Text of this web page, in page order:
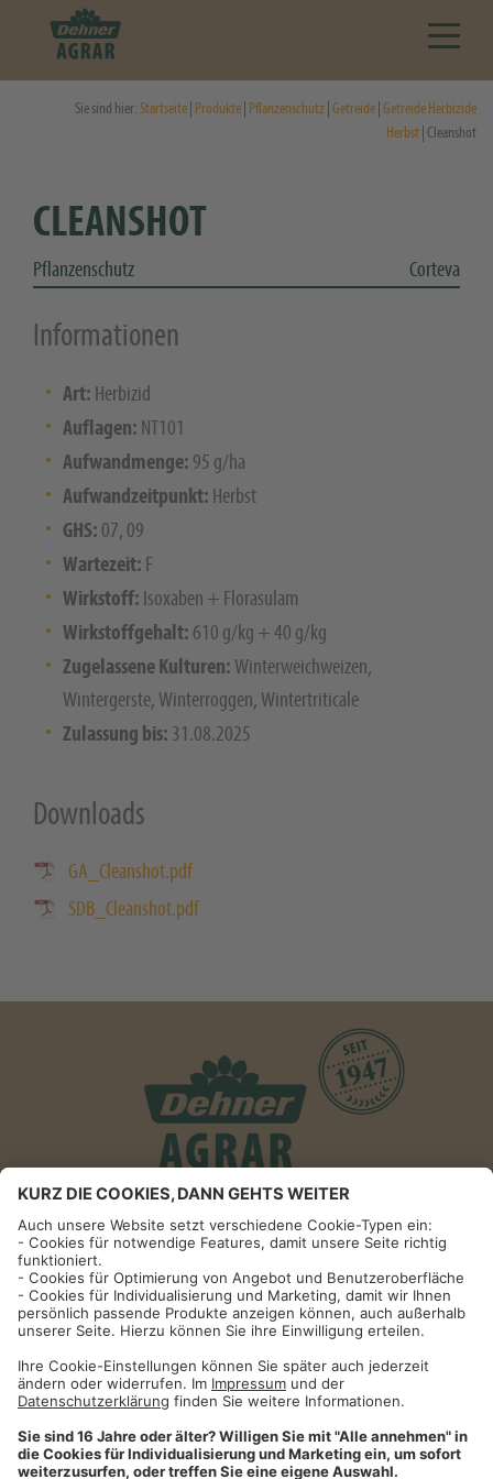
Sie sind hier:Startseite Produkte Pflanzenschutz Getreide Getreide Herbizide
Herbst | Cleanshot
CLEANSHOT
Pflanzenschutz Corteva
Informationen
Art: Herbizid
Auflagen: NT101
Aufwandmenge: 95 g/ha
Aufwandzeitpunkt: Herbst
GHS: 07, 09
Wartezeit: F
Wirkstoff: Isoxaben + Florasulam
Wirkstoffgehalt: 610 g/kg + 40 g/kg
Zugelassene Kulturen: Winterweichweizen,
Wintergerste, Winterroggen, Wintertriticale
Zulassung bis: 31.08.2025
Downloads
GA_Cleanshot.pdf
SDB_Cleanshot.pdf
Informationen
Impressum
Datenschutzhinweise
AGB und Widerrufsbelehrung
Dehner Unternehmen
Cookie-Einstellungen